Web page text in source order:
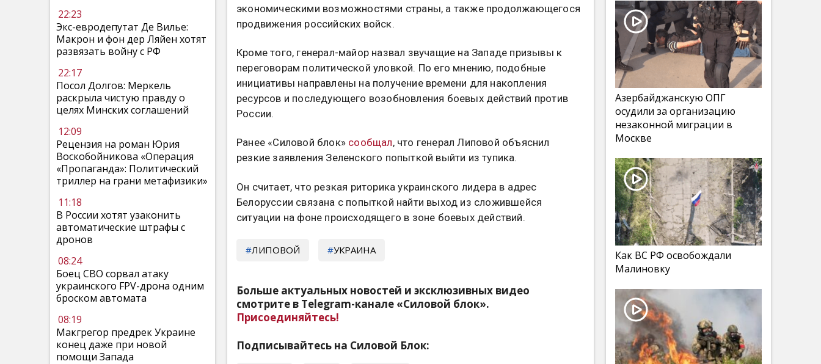
22:23
Экс-евродепутат Де Вилье:
Макрон и фон дер Ляйен хотят
развязать войну с РФ
22:17
Посол Долгов: Меркель
раскрыла чистую правду о
целях Минских соглашений
12:09
Рецензия на роман Юрия
Воскобойникова «Операция
«Пропаганда»: Политический
триллер на грани метафизики»
11:18
В России хотят узаконить
автоматические штрафы с
дронов
08:24
Боец СВО сорвал атаку
украинского FPV-дрона одним
броском автомата
08:19
Макгрегор предрек Украине
конец даже при новой
помощи Запада
экономическими возможностями страны, а также продолжающегося
продвижения российских войск.
Кроме того, генерал-майор назвал звучащие на Западе призывы к
переговорам политической уловкой. По его мнению, подобные
инициативы направлены на получение времени для накопления
ресурсов и последующего возобновления боевых действий против
России.
Ранее «Силовой блок» сообщал, что генерал Липовой объяснил
резкие заявления Зеленского попыткой выйти из тупика.
Он считает, что резкая риторика украинского лидера в адрес
Белоруссии связана с попыткой найти выход из сложившейся
ситуации на фоне происходящего в зоне боевых действий.
ЛИПОВОЙ УКРАИНА
Больше актуальных новостей и эксклюзивных видео
смотрите в Telegram-канале «Силовой блок».
Присоединяйтесь!
Подписывайтесь на Силовой Блок:
Азербайджанскую ОПГ
осудили за организацию
незаконной миграции в
Москве
Как ВС РФ освобождали
Малиновку